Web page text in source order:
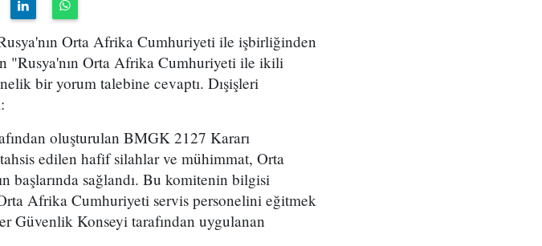
Orta Afrika Cumhuriyeti ile işbirliğinden
"Rusya'nın Orta Afrika Cumhuriyeti ile ikili
bir yorum talebine cevaptı. Dışişleri
oluşturulan BMGK 2127 Kararı
edilen hafif silahlar ve mühimmat, Orta
başlarında sağlandı. Bu komitenin bilgisi
Afrika Cumhuriyeti servis personelini eğitmek
Güvenlik Konseyi tarafından uygulanan